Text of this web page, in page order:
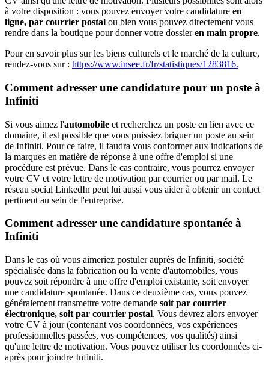
à votre disposition : vous pouvez envoyer votre candidature en
ligne, par courrier postal ou bien vous pouvez directement vous
rendre dans la boutique pour donner votre dossieren main propre.
Pour en savoir plus sur les biens culturels et le marché de la culture,
rendez-vous sur : https://www.insee.fr/fr/statistiques/1283816.
Comment adresser une candidature pour un poste à
Infiniti
Si vous aimez l'automobile et recherchez un poste en lien avec ce
domaine, il est possible que vous puissiez briguer un poste au sein
de Infiniti. Pour ce faire, il faudra vous conformer aux indications de
la marques en matière de réponse à une offre d'emploi si une
procédure est prévue. Dans le cas contraire, vous pourrez envoyer
votre CV et votre lettre de motivation par courrier ou par mail. Le
réseau social LinkedIn peut lui aussi vous aider à obtenir un contact
pertinent au sein de l'entreprise.
Comment adresser une candidature spontanée à
Infiniti
Dans le cas où vous aimeriez postuler auprès de Infiniti, société
spécialisée dans la fabrication ou la vente d'automobiles, vous
pouvez soit répondre à une offre d'emploi existante, soit envoyer
une candidature spontanée. Dans ce deuxième cas, vous pouvez
généralement transmettre votre demande soit par courrier
électronique, soit par courrier postal. Vous devrez alors envoyer
votre CV à jour (contenant vos coordonnées, vos expériences
professionnelles passées, vos compétences, vos qualités) ainsi
qu'une lettre de motivation. Vous pouvez utiliser les coordonnées ci-
après pour joindre Infiniti.